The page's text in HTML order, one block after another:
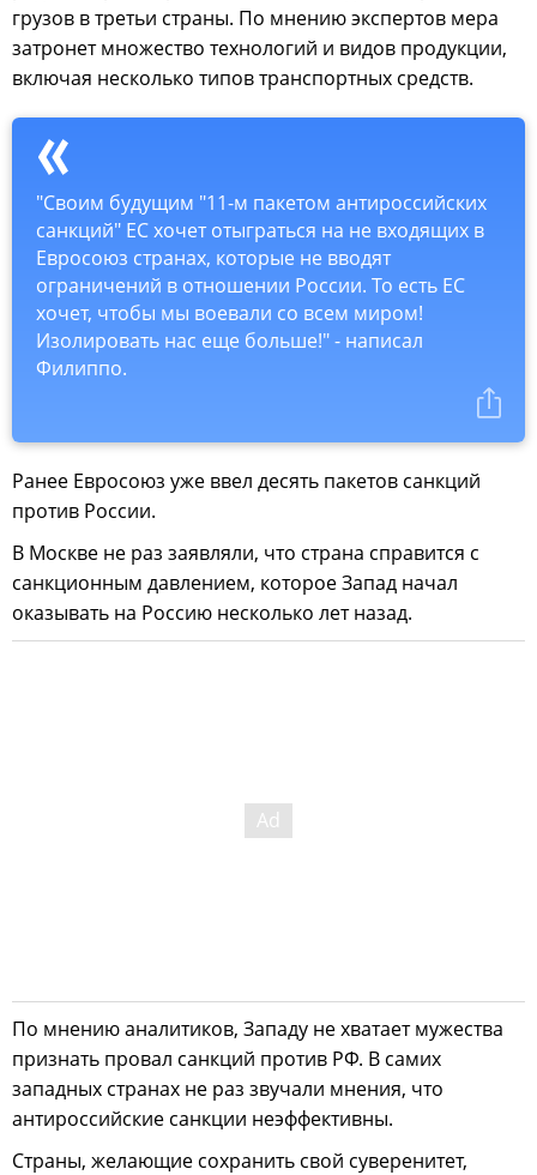
грузов в третьи страны. По мнению экспертов мера
затронет множество технологий и видов продукции,
включая несколько типов транспортных средств.
"Своим будущим "11-м пакетом антироссийских
санкций" ЕС хочет отыграться на не входящих в
Евросоюз странах, которые не вводят
ограничений в отношении России. То есть ЕС
хочет, чтобы мы воевали со всем миром!
Изолировать нас еще больше!" - написал
Филиппо.
Ранее Евросоюз уже ввел десять пакетов санкций
против России.
В Москве не раз заявляли, что страна справится с
санкционным давлением, которое Запад начал
оказывать на Россию несколько лет назад.
По мнению аналитиков, Западу не хватает мужества
признать провал санкций против РФ. В самих
западных странах не раз звучали мнения, что
антироссийские санкции неэффективны.
Страны, желающие сохранить свой суверенитет,